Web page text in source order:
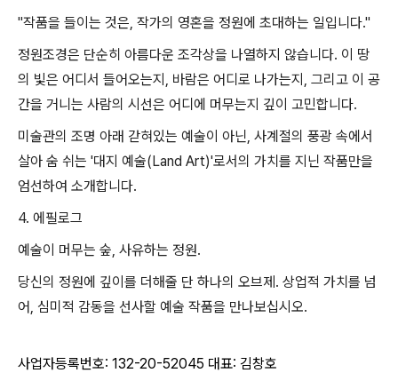
"작품을 들이는 것은, 작가의 영혼을 정원에 초대하는 일입니다."
정원조경은 단순히 아름다운 조각상을 나열하지 않습니다. 이 땅
의 빛은 어디서 들어오는지, 바람은 어디로 나가는지, 그리고 이 공
간을 거니는 사람의 시선은 어디에 머무는지 깊이 고민합니다.
미술관의 조명 아래 갇혀있는 예술이 아닌, 사계절의 풍광 속에서
살아 숨 쉬는 '대지 예술(Land Art)'로서의 가치를 지닌 작품만을
엄선하여 소개합니다.
4. 에필로그
예술이 머무는 숲, 사유하는 정원.
당신의 정원에 깊이를 더해줄 단 하나의 오브제. 상업적 가치를 넘
어, 심미적 감동을 선사할 예술 작품을 만나보십시오.
사업자등록번호: 132-20-52045 대표: 김창호